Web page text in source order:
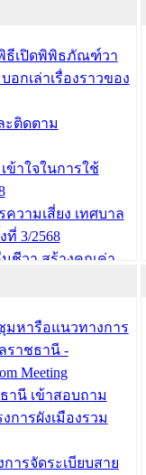
ธีเปิดพิพิธภัณฑ์วา
บอกเล่าเรื่องราวของ
ะติดตาม
ข้าใจในการใช้
วามเสี่ยง เทศบาล
ที่ 3/2568
ชีวา สร้างคุณค่า
ารินชำราบให้เป็น
มหารือแนวทางการ
ราชธานี -
Meeting
นี เข้าสอบถาม
ารผังเมืองรวม
ารจัดระเบียบสาย